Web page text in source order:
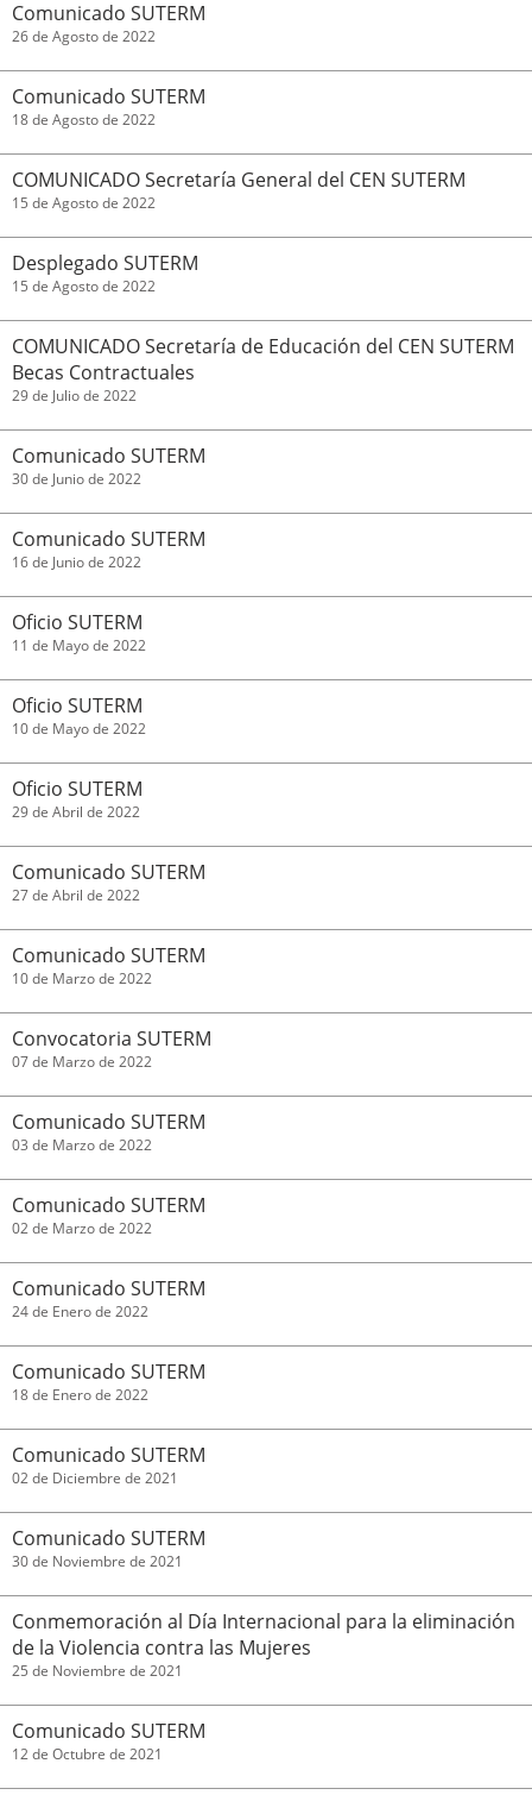
Comunicado SUTERM
26 de Agosto de 2022
Comunicado SUTERM
18 de Agosto de 2022
COMUNICADO Secretaría General del CEN SUTERM
15 de Agosto de 2022
Desplegado SUTERM
15 de Agosto de 2022
COMUNICADO Secretaría de Educación del CEN SUTERM
Becas Contractuales
29 de Julio de 2022
Comunicado SUTERM
30 de Junio de 2022
Comunicado SUTERM
16 de Junio de 2022
Oficio SUTERM
11 de Mayo de 2022
Oficio SUTERM
10 de Mayo de 2022
Oficio SUTERM
29 de Abril de 2022
Comunicado SUTERM
27 de Abril de 2022
Comunicado SUTERM
10 de Marzo de 2022
Convocatoria SUTERM
07 de Marzo de 2022
Comunicado SUTERM
03 de Marzo de 2022
Comunicado SUTERM
02 de Marzo de 2022
Comunicado SUTERM
24 de Enero de 2022
Comunicado SUTERM
18 de Enero de 2022
Comunicado SUTERM
02 de Diciembre de 2021
Comunicado SUTERM
30 de Noviembre de 2021
Conmemoración al Día Internacional para la eliminación
de la Violencia contra las Mujeres
25 de Noviembre de 2021
Comunicado SUTERM
12 de Octubre de 2021